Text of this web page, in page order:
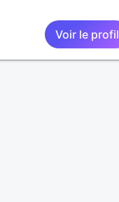
Voir le profil